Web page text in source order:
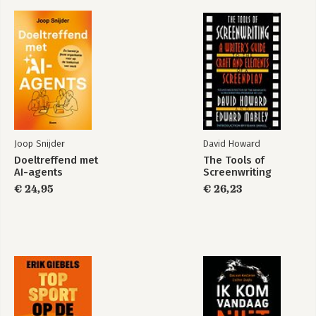
Joop Snijder
Doeltreffend met
AI-agents
€ 24,95
David Howard
The Tools of
Screenwriting
€ 26,23